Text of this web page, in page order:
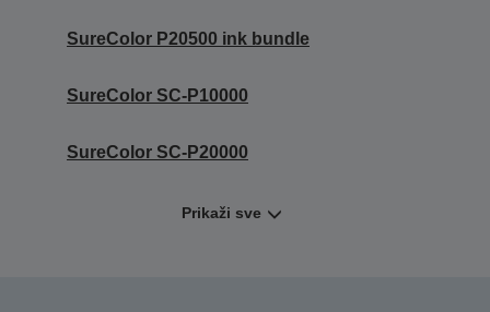
SureColor P20500 ink bundle
SureColor SC-P10000
SureColor SC-P20000
Prikaži sve